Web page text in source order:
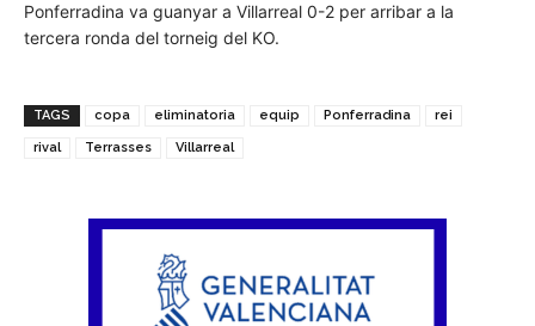
Ponferradina va guanyar a Villarreal 0-2 per arribar a la
tercera ronda del torneig del KO.
TAGS copa eliminatoria equip Ponferradina rei
rival Terrasses Villarreal